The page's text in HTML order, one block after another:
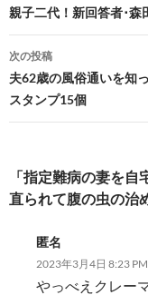
稿
ナ
ビ
ゲ
シ
ョ
親子二代！新回答者･森
次の投稿
夫62歳の風俗通いを知
スタンプ15個
「指定難病の妻を
直られて腹の虫の治
匿名
2023年3月4日 8:23 PM
やっべえクレー